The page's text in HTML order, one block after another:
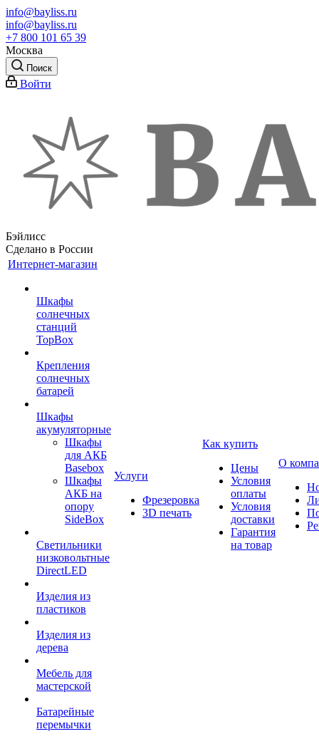
info@bayliss.ru
info@bayliss.ru
+7 800 101 65 39
Москва
Поиск
Войти
Бэйлисс
Сделано в России
Интернет-магазин
Шкафы
солнечных
станций
TopBox
Крепления
солнечных
батарей
Шкафы
акумуляторные
Шкафы
для АКБ
Basebox
Шкафы
АКБ на
опору
SideBox
Светильники
низковольтные
DirectLED
Изделия из
пластиков
Изделия из
дерева
Мебель для
мастерской
Батарейные
перемычки
Услуги
Фрезеровка
3D печать
Как купить
Цены
Условия
оплаты
Условия
доставки
Гарантия
на товар
О